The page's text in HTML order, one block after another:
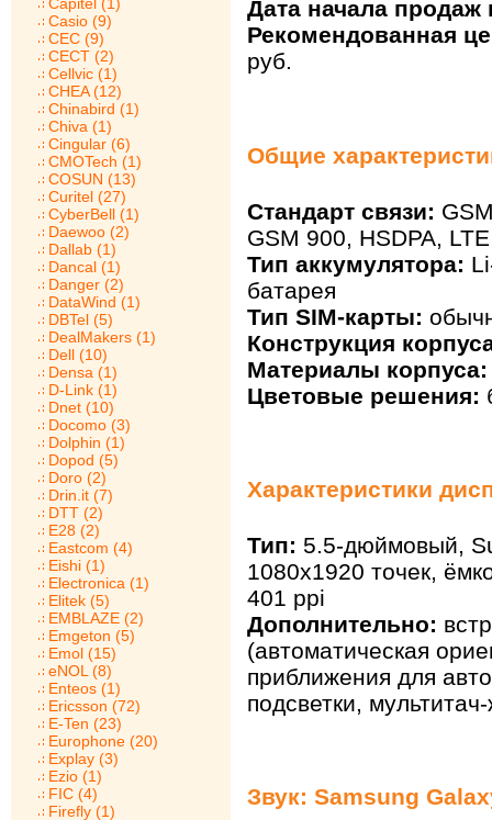
Casio (9)
CEC (9)
CECT (2)
Cellvic (1)
CHEA (12)
Chinabird (1)
Chiva (1)
Cingular (6)
CMOTech (1)
COSUN (13)
Curitel (27)
CyberBell (1)
Daewoo (2)
Dallab (1)
Dancal (1)
Danger (2)
DataWind (1)
DBTel (5)
DealMakers (1)
Dell (10)
Densa (1)
D-Link (1)
Dnet (10)
Docomo (3)
Dolphin (1)
Dopod (5)
Doro (2)
Drin.it (7)
DTT (2)
E28 (2)
Eastcom (4)
Eishi (1)
Electronica (1)
Elitek (5)
EMBLAZE (2)
Emgeton (5)
Emol (15)
eNOL (8)
Enteos (1)
Ericsson (72)
E-Ten (23)
Europhone (20)
Explay (3)
Ezio (1)
FIC (4)
Firefly (1)
Дата начала продаж
Рекомендованная
руб.
Общие
Стандарт связи:
GSM 900, HSDPA,
Тип аккумулятора:
батарея
Тип SIM-карты:
Конструкция
Материалы корпуса:
Цветовые решения:
Характеристики
Тип: 5.5-дюймовый,
1080х1920 точек,
401 ppi
Дополнительно:
(автоматическая
приближения для
подсветки,
Звук: Samsung